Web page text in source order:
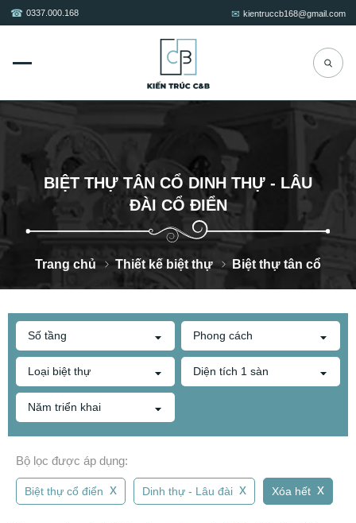
kientruccb168@gmail.com
0337.000.168
BIỆT THỰ TÂN CỔ DINH THỰ - LÂU
ĐÀI CỔ ĐIỂN
Trang chủ Thiết kế biệt thự Biệt thự tân cổ
Số tầng Phong cách
Loại biệt thự Diện tích 1 sàn
Năm triển khai
Bộ lọc được áp dụng:
Biệt thự cổ điển x Dinh thự - Lâu đài x Xóa hết x